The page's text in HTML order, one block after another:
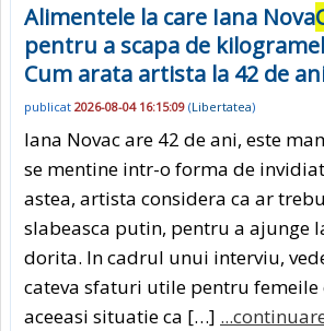
Alimentele la care Iana Nova
pentru a scapa de
Cum arata artista la 42 de
publicat 2026-08-04 16:15:09 (Libertatea)
Iana Novac are 42 de ani, este
se mentine intr-o forma de
astea, artista considera ca ar
slabeasca putin, pentru a ajunge
dorita. In cadrul unui interviu,
cateva sfaturi utile pentru femeile
aceeasi situatie ca […]